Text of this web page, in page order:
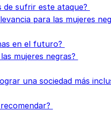
de sufrir este ataque?
para las mujeres
en el futuro?
mujeres negras?
una sociedad más